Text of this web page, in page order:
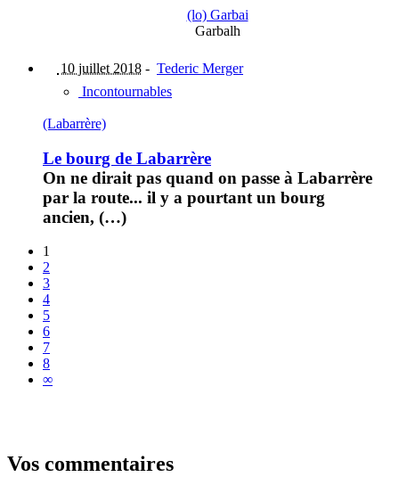
(lo) Garbai
Garbalh
10 juillet 2018 - Tederic Merger
Incontournables
(Labarrère)
Le bourg de Labarrère
On ne dirait pas quand on passe à Labarrère
par la route... il y a pourtant un bourg
ancien, (…)
1
2
3
4
5
6
7
8
∞
Vos commentaires